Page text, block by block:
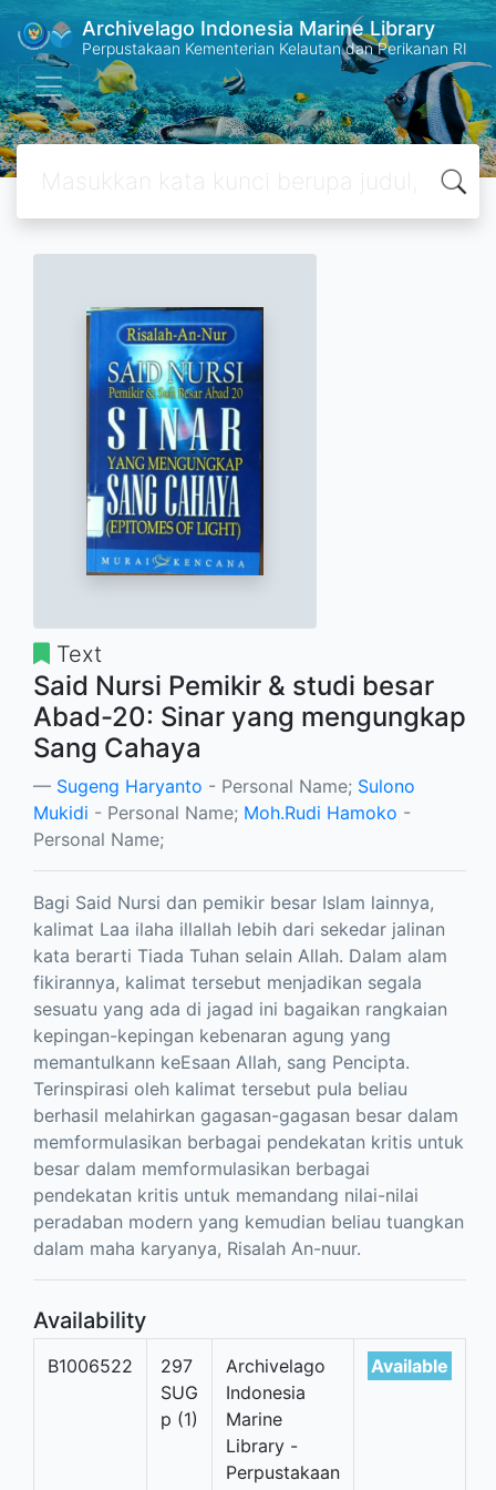
Archivelago Indonesia Marine Library
Perpustakaan Kementerian Kelautan dan Perikanan RI
Text
Said Nursi Pemikir & studi besar
Abad-20: Sinar yang mengungkap
Sang Cahaya
Sugeng Haryanto - Personal Name; Sulono
Mukidi - Personal Name; Moh.Rudi Hamoko -
Personal Name;
Bagi Said Nursi dan pemikir besar Islam lainnya,
kalimat Laa ilaha illallah lebih dari sekedar jalinan
kata berarti Tiada Tuhan selain Allah. Dalam alam
fikirannya, kalimat tersebut menjadikan segala
sesuatu yang ada di jagad ini bagaikan rangkaian
kepingan-kepingan kebenaran agung yang
memantulkann keEsaan Allah, sang Pencipta.
Terinspirasi oleh kalimat tersebut pula beliau
berhasil melahirkan gagasan-gagasan besar dalam
memformulasikan berbagai pendekatan kritis untuk
besar dalam memformulasikan berbagai
pendekatan kritis untuk memandang nilai-nilai
peradaban modern yang kemudian beliau tuangkan
dalam maha karyanya, Risalah An-nuur.
Availability
B1006522
297
SUG
p (1)
Archivelago
Indonesia
Marine
Library -
Perpustakaan
Available